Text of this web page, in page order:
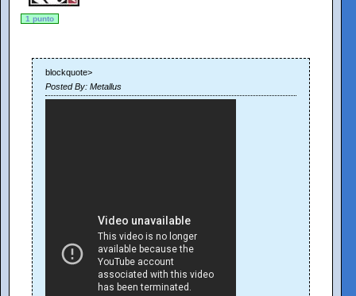
1 punto
blockquote>
Posted By: Metallus